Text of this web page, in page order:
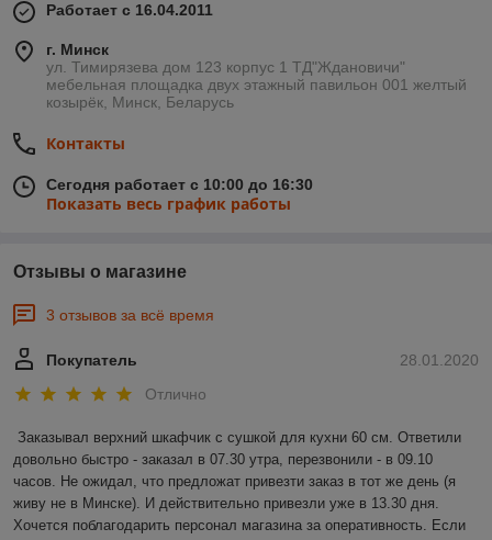
Работает с 16.04.2011
г. Минск
ул. Тимирязева дом 123 корпус 1 ТД"Ждановичи"
мебельная площадка двух этажный павильон 001 желтый
козырёк, Минск, Беларусь
Контакты
Сегодня работает с 10:00 до 16:30
Показать весь график работы
Отзывы о магазине
3 отзывов за всё время
28.01.2020
Покупатель
Отлично
Заказывал верхний шкафчик с сушкой для кухни 60 см. Ответили
довольно быстро - заказал в 07.30 утра, перезвонили - в 09.10
часов. Не ожидал, что предложат привезти заказ в тот же день (я
живу не в Минске). И действительно привезли уже в 13.30 дня.
Хочется поблагодарить персонал магазина за оперативность. Если